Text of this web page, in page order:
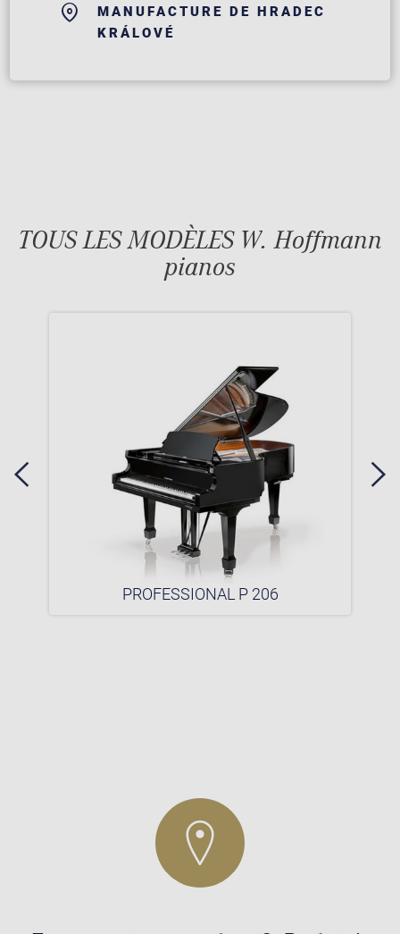
MANUFACTURE DE HRADEC
KRÁLOVÉ
TOUS LES MODÈLES W. Hoffmann
pianos
PROFESSIONAL P 206